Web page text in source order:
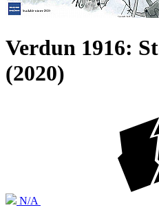
Verdun 1916:
(2020)
N/A